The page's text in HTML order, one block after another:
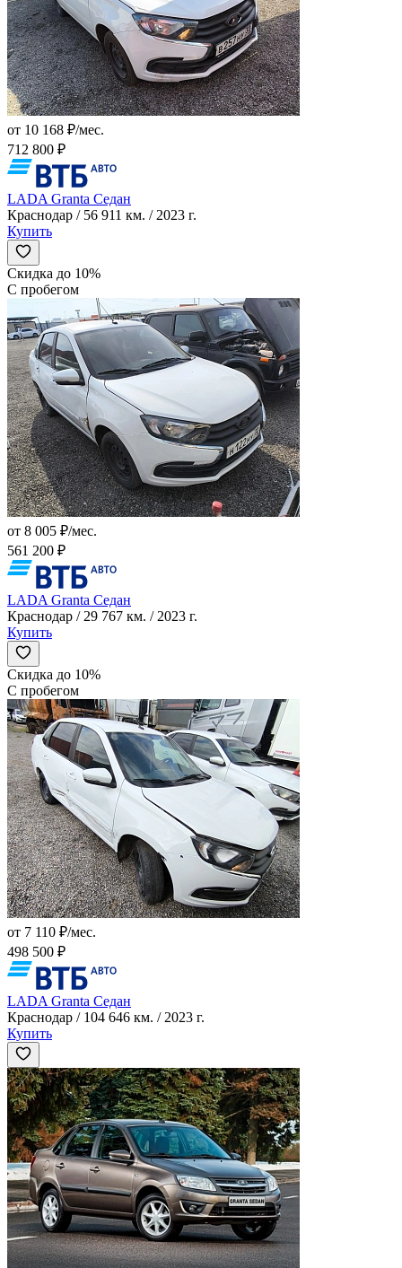
от 10 168 ₽/мес.
712 800 ₽
LADA Granta Седан
Краснодар / 56 911 км. / 2023 г.
Купить
Скидка до 10%
С пробегом
от 8 005 ₽/мес.
561 200 ₽
LADA Granta Седан
Краснодар / 29 767 км. / 2023 г.
Купить
Скидка до 10%
С пробегом
от 7 110 ₽/мес.
498 500 ₽
LADA Granta Седан
Краснодар / 104 646 км. / 2023 г.
Купить